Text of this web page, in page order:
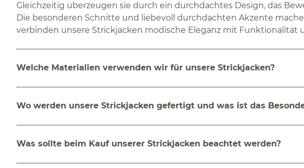
Gleichzeitig überzeugen sie durch ein durchdachtes Design, das
Die besonderen Schnitte und liebevoll durchdachten Akzente
verbinden unsere Strickjacken modische Eleganz mit Funktionalität
Welche Materialien verwenden wir für unsere Strickjacken?
Wo werden unsere Strickjacken gefertigt und was ist das
Was sollte beim Kauf unserer Strickjacken beachtet werden?